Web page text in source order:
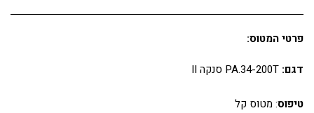
פרטי המטוס:
דגם:
טיפוס: מטוס קל